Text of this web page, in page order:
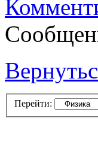
Перейти: